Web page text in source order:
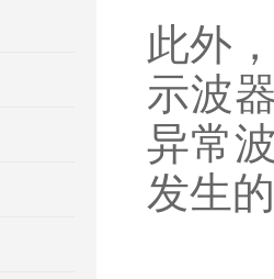
此外
示波
异常
发生